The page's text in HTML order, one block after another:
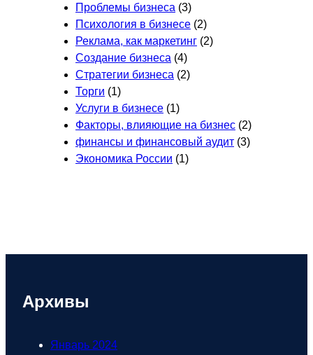
Проблемы бизнеса (3)
Психология в бизнесе (2)
Реклама, как маркетинг (2)
Создание бизнеса (4)
Стратегии бизнеса (2)
Торги (1)
Услуги в бизнесе (1)
Факторы, влияющие на бизнес (2)
финансы и финансовый аудит (3)
Экономика России (1)
Архивы
Январь 2024